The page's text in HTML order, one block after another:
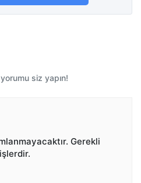
siz yapın!
Gerekli